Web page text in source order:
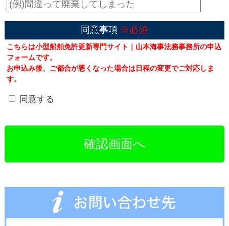
同意事項 ※必須
こちらは小型船舶免許更新専門サイト｜山本海事法務事務所の申込
フォームです。
お申込み後、ご都合が悪くなった場合は日程の変更でご対応しま
す。
同意する